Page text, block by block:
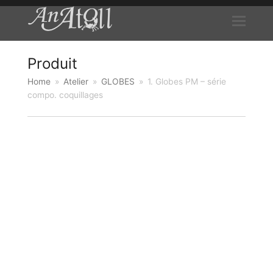
Produit
Home » Atelier » GLOBES » 1. Globes PM – série
compo. coquillages